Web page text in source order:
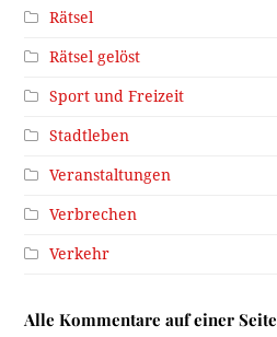
Rätsel
Rätsel gelöst
Sport und Freizeit
Stadtleben
Veranstaltungen
Verbrechen
Verkehr
Alle Kommentare auf einer Seite